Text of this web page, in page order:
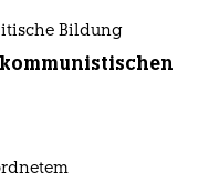
Bildung